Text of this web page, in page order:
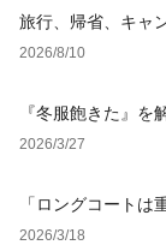
旅行、帰省、キャ
2026/8/10
『冬服飽きた』
別』レイヤード術
2026/3/27
「ロングコート
「軽やか見え」着
2026/3/18